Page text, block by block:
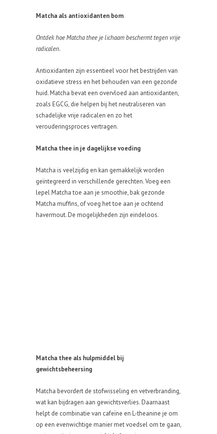
Matcha als antioxidanten bom
Ontdek hoe Matcha thee je lichaam beschermt tegen vrije
radicalen.
Antioxidanten zijn essentieel voor het bestrijden van
oxidatieve stress en het behouden van een gezonde
huid. Matcha bevat een overvloed aan antioxidanten,
zoals EGCG, die helpen bij het neutraliseren van
schadelijke vrije radicalen en zo het
verouderingsproces vertragen.
Matcha thee in je dagelijkse voeding
Matcha is veelzijdig en kan gemakkelijk worden
geïntegreerd in verschillende gerechten. Voeg een
lepel Matcha toe aan je smoothie, bak gezonde
Matcha muffins, of voeg het toe aan je ochtend
havermout. De mogelijkheden zijn eindeloos.
Matcha thee als hulpmiddel bij
gewichtsbeheersing
Matcha bevordert de stofwisseling en vetverbranding,
wat kan bijdragen aan gewichtsverlies. Daarnaast
helpt de combinatie van cafeïne en L-theanine je om
op een evenwichtige manier met voedsel om te gaan,